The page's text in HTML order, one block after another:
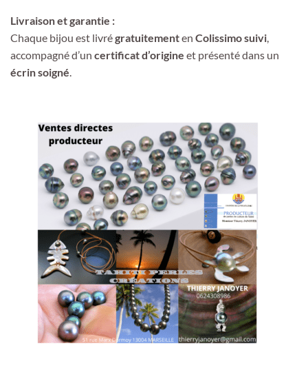
Livraison et garantie :
Chaque bijou est livrégratuitementen Colissimo suivi
accompagné d’un certificat d’origine et présenté dans un
écrin soigné